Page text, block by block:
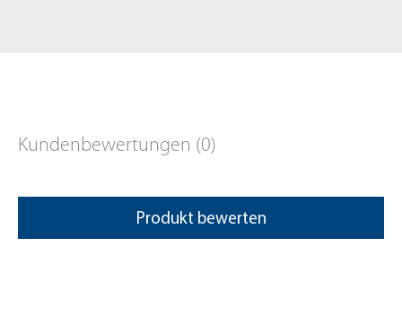
Kundenbewertungen (0)
Produkt bewerten